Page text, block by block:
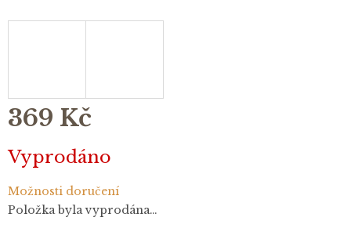
369 Kč
cena:
Vyprodáno
Možnosti doručení
Položka byla vyprodána…